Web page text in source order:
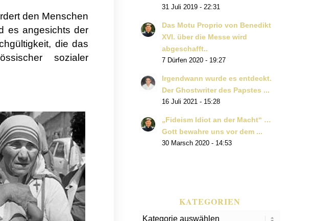
den Menschen
es angesichts der
die das
sozialer
31 Juli 2019 - 22:31
Das Motu Proprio von Benedikt
XVI. über die Messe wird
abgeschafft..
7 Dürfen 2020 - 19:27
Irgendwann wurde es entdeckt.
Der Ghostwriter des Papstes ...
16 Juli 2021 - 15:28
„Fideism Idiot an der Macht“ …
Gott bewahre uns vor dem ...
30 Marsch 2020 - 14:53
KATEGORIEN
Kategorien